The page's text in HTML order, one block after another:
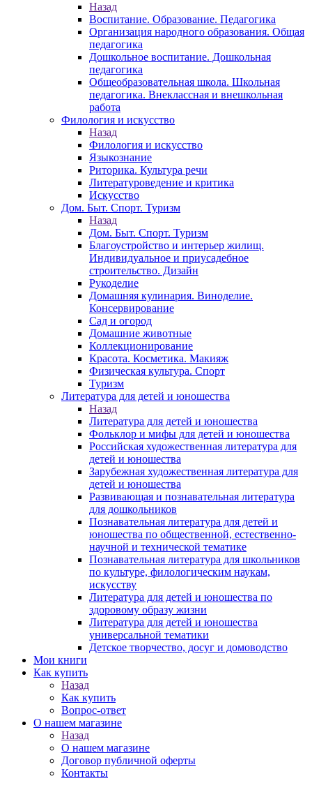
Назад
Воспитание. Образование. Педагогика
Организация народного образования. Общая
педагогика
Дошкольное воспитание. Дошкольная
педагогика
Общеобразовательная школа. Школьная
педагогика. Внеклассная и внешкольная
работа
Филология и искусство
Назад
Филология и искусство
Языкознание
Риторика. Культура речи
Литературоведение и критика
Искусство
Дом. Быт. Спорт. Туризм
Назад
Дом. Быт. Спорт. Туризм
Благоустройство и интерьер жилищ.
Индивидуальное и приусадебное
строительство. Дизайн
Рукоделие
Домашняя кулинария. Виноделие.
Консервирование
Сад и огород
Домашние животные
Коллекционирование
Красота. Косметика. Макияж
Физическая культура. Спорт
Туризм
Литература для детей и юношества
Назад
Литература для детей и юношества
Фольклор и мифы для детей и юношества
Российская художественная литература для
детей и юношества
Зарубежная художественная литература для
детей и юношества
Развивающая и познавательная литература
для дошкольников
Познавательная литература для детей и
юношества по общественной, естественно-
научной и технической тематике
Познавательная литература для школьников
по культуре, филологическим наукам,
искусству
Литература для детей и юношества по
здоровому образу жизни
Литература для детей и юношества
универсальной тематики
Детское творчество, досуг и домоводство
Мои книги
Как купить
Назад
Как купить
Вопрос-ответ
О нашем магазине
Назад
О нашем магазине
Договор публичной оферты
Контакты